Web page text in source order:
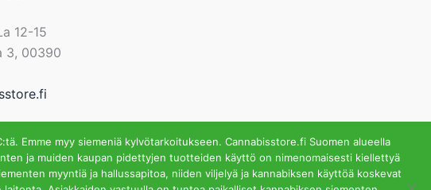
12-15
3, 00390
Helsinki
Emme myy siemeniä kylvötarkoitukseen. Cannabisstore.fi Suomen alueella
ja muiden kaupan pidettyjen tuotteiden käyttö on nimenomaisesti kiellettyä
myyntiä ja hallussapitoa, niiden viljelyä ja kannabiksen käyttöä koskevat